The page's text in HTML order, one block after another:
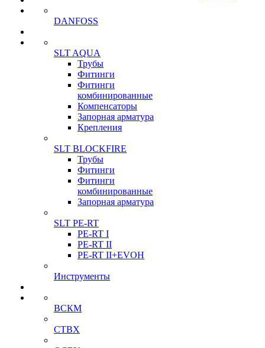
DANFOSS
SLT AQUA
Трубы
Фитинги
Фитинги
комбинированные
Компенсаторы
Запорная арматура
Крепления
SLT BLOCKFIRE
Трубы
Фитинги
Фитинги
комбинированные
Запорная арматура
SLT PE-RT
PE-RT I
PE-RT II
PE-RT II+EVOH
Инструменты
ВСКМ
СТВХ